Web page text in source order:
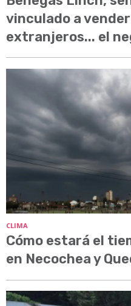
vinculado a
extranjeros... el
CLIMA
Cómo estará el
en Necochea y